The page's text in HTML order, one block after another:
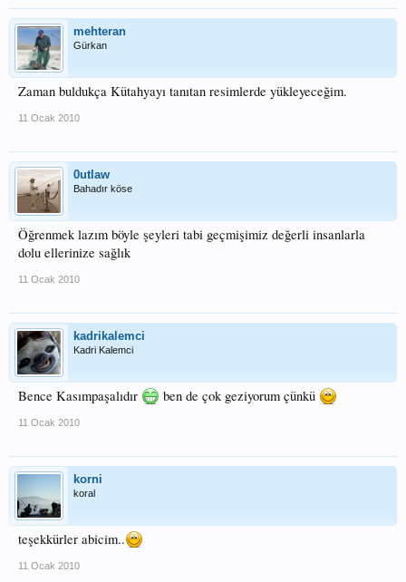
mehteran
Gürkan
Zaman buldukça Kütahyayı tanıtan resimlerde yükleyeceğim.
11 Ocak 2010
0utlaw
Bahadır köse
Öğrenmek lazım böyle şeyleri tabi geçmişimiz değerli insanlarla
dolu ellerinize sağlık
11 Ocak 2010
kadrikalemci
Kadri Kalemci
Bence Kasımpaşalıdır ben de çok geziyorum çünkü
11 Ocak 2010
korni
koral
teşekkürler abicim..
11 Ocak 2010